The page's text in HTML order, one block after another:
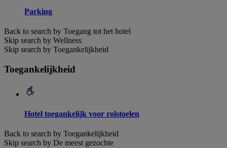
Parking
Back to search by Toegang tot het hotel
Skip search by Wellness
Skip search by Toegankelijkheid
Toegankelijkheid
Hotel toegankelijk voor rolstoelen
Back to search by Toegankelijkheid
Skip search by De meest gezochte